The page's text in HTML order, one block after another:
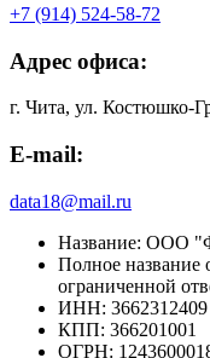
+7 (914) 524-58-72
Адрес офиса:
г. Чита, ул. Костюшко-
E-mail:
data18@mail.ru
Название: ООО
Полное название
ограниченной
ИНН: 3662312409
КПП: 366201001
ОГРН: